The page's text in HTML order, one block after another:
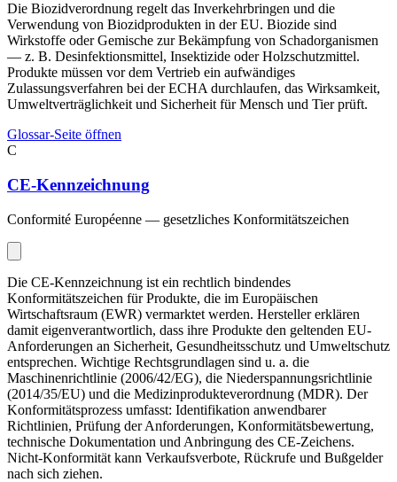
Die Biozidverordnung regelt das Inverkehrbringen und die
Verwendung von Biozidprodukten in der EU. Biozide sind
Wirkstoffe oder Gemische zur Bekämpfung von Schadorganismen
— z. B. Desinfektionsmittel, Insektizide oder Holzschutzmittel.
Produkte müssen vor dem Vertrieb ein aufwändiges
Zulassungsverfahren bei der ECHA durchlaufen, das Wirksamkeit,
Umweltverträglichkeit und Sicherheit für Mensch und Tier prüft.
Glossar-Seite öffnen
C
CE-Kennzeichnung
Conformité Européenne — gesetzliches Konformitätszeichen
Die CE-Kennzeichnung ist ein rechtlich bindendes
Konformitätszeichen für Produkte, die im Europäischen
Wirtschaftsraum (EWR) vermarktet werden. Hersteller erklären
damit eigenverantwortlich, dass ihre Produkte den geltenden EU-
Anforderungen an Sicherheit, Gesundheitsschutz und Umweltschutz
entsprechen. Wichtige Rechtsgrundlagen sind u. a. die
Maschinenrichtlinie (2006/42/EG), die Niederspannungsrichtlinie
(2014/35/EU) und die Medizinprodukteverordnung (MDR). Der
Konformitätsprozess umfasst: Identifikation anwendbarer
Richtlinien, Prüfung der Anforderungen, Konformitätsbewertung,
technische Dokumentation und Anbringung des CE-Zeichens.
Nicht-Konformität kann Verkaufsverbote, Rückrufe und Bußgelder
nach sich ziehen.